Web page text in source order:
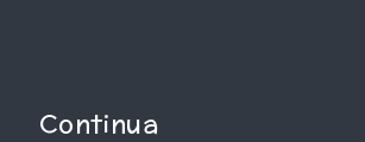
Continua